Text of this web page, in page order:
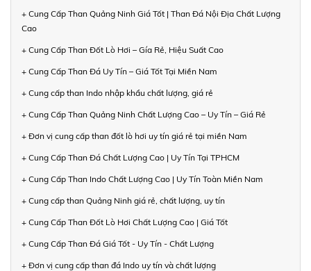
+ Cung Cấp Than Quảng Ninh Giá Tốt | Than Đá Nội Địa Chất Lượng
Cao
+ Cung Cấp Than Đốt Lò Hơi – Gía Rẻ, Hiệu Suất Cao
+ Cung Cấp Than Đá Uy Tín – Giá Tốt Tại Miền Nam
+ Cung cấp than Indo nhập khẩu chất lượng, giá rẻ
+ Cung Cấp Than Quảng Ninh Chất Lượng Cao – Uy Tín – Giá Rẻ
+ Đơn vị cung cấp than đốt lò hơi uy tín giá rẻ tại miền Nam
+ Cung Cấp Than Đá Chất Lượng Cao | Uy Tín Tại TPHCM
+ Cung Cấp Than Indo Chất Lượng Cao | Uy Tín Toàn Miền Nam
+ Cung cấp than Quảng Ninh giá rẻ, chất lượng, uy tín
+ Cung Cấp Than Đốt Lò Hơi Chất Lượng Cao | Giá Tốt
+ Cung Cấp Than Đá Giá Tốt - Uy Tín - Chất Lượng
+ Đơn vị cung cấp than đá Indo uy tín và chất lượng